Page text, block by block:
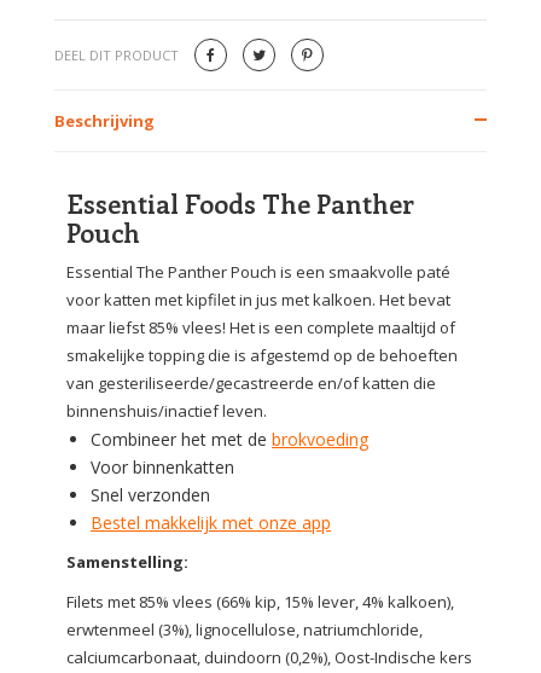
DEEL DIT PRODUCT
Beschrijving
Essential Foods The Panther
Pouch
Essential The Panther Pouch is een smaakvolle paté
voor katten met kipfilet in jus met kalkoen. Het bevat
maar liefst 85% vlees! Het is een complete maaltijd of
smakelijke topping die is afgestemd op de behoeften
van gesteriliseerde/gecastreerde en/of katten die
binnenshuis/inactief leven.
Combineer het met de brokvoeding
Voor binnenkatten
Snel verzonden
Bestel makkelijk met onze app
Samenstelling:
Filets met 85% vlees (66% kip, 15% lever, 4% kalkoen),
erwtenmeel (3%), lignocellulose, natriumchloride,
calciumcarbonaat, duindoorn (0,2%), Oost-Indische kers